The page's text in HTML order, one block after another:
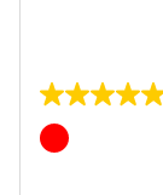
5.0
von
Farbpatrone